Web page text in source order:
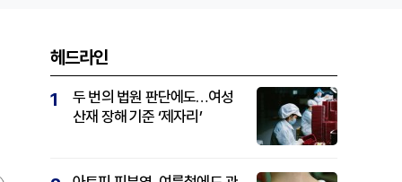
헤드라인
1
두 번의 법원 판단에도…여성
산재 장해 기준 ‘제자리’